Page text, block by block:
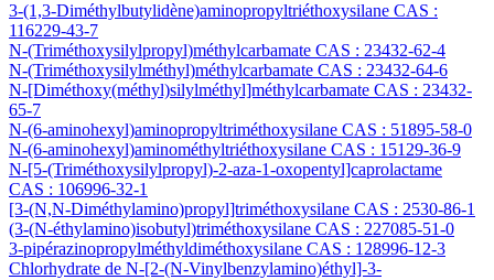
3-(1,3-Diméthylbutylidène)aminopropyltriéthoxysilane CAS :
116229-43-7
N-(Triméthoxysilylpropyl)méthylcarbamate CAS : 23432-62-4
N-(Triméthoxysilylméthyl)méthylcarbamate CAS : 23432-64-6
N-[Diméthoxy(méthyl)silylméthyl]méthylcarbamate CAS : 23432-
65-7
N-(6-aminohexyl)aminopropyltriméthoxysilane CAS : 51895-58-0
N-(6-aminohexyl)aminométhyltriéthoxysilane CAS : 15129-36-9
N-[5-(Triméthoxysilylpropyl)-2-aza-1-oxopentyl]caprolactame
CAS : 106996-32-1
[3-(N,N-Diméthylamino)propyl]triméthoxysilane CAS : 2530-86-1
(3-(N-éthylamino)isobutyl)triméthoxysilane CAS : 227085-51-0
3-pipérazinopropylméthyldiméthoxysilane CAS : 128996-12-3
Chlorhydrate de N-[2-(N-Vinylbenzylamino)éthyl]-3-